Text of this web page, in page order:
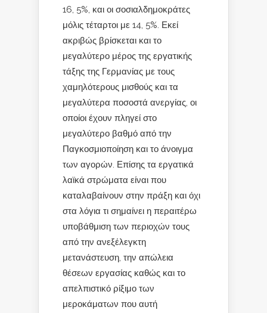
16, 5%, και οι σοσιαλδημοκράτες
μόλις τέταρτοι με 14, 5%. Εκεί
ακριβώς βρίσκεται και το
μεγαλύτερο μέρος της εργατικής
τάξης της Γερμανίας με τους
χαμηλότερους μισθούς και τα
μεγαλύτερα ποσοστά ανεργίας, οι
οποίοι έχουν πληγεί στο
μεγαλύτερο βαθμό από την
Παγκοσμιοποίηση και το άνοιγμα
των αγορών. Επίσης τα εργατικά
λαϊκά στρώματα είναι που
καταλαβαίνουν στην πράξη και όχι
στα λόγια τι σημαίνει η περαιτέρω
υποβάθμιση των περιοχών τους
από την ανεξέλεγκτη
μετανάστευση, την απώλεια
θέσεων εργασίας καθώς και το
απελπιστικό ρίξιμο των
μεροκάματων που αυτή